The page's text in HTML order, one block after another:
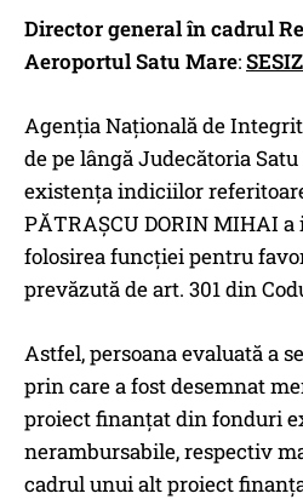
Director general în cadrul
Aeroportul Satu Mare:
Agenția Națională de
de pe lângă Judecătoria
existența indiciilor
PĂTRAȘCU DORIN MIHAI
folosirea funcției pentru
prevăzută de art. 301 din
Astfel, persoana evaluată a
prin care a fost desemnat
proiect finanțat din fonduri
nerambursabile, respectiv
cadrul unui alt proiect